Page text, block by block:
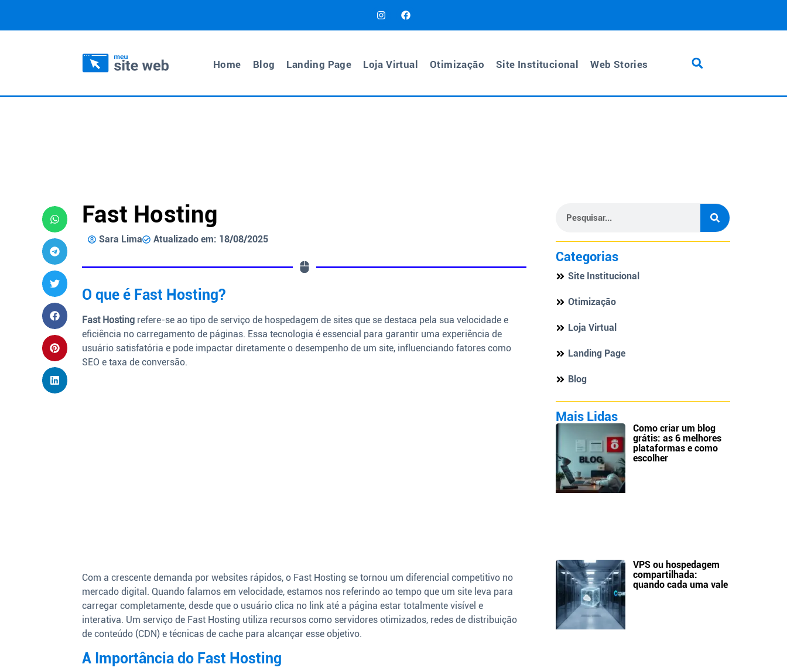
Home Blog Landing Page Loja Virtual Otimização Site Institucional Web Stories
Fast Hosting
Sara Lima Atualizado em: 18/08/2025
O que é Fast Hosting?
Fast Hosting refere-se ao tipo de serviço de hospedagem de sites que se destaca pela sua velocidade e
eficiência no carregamento de páginas. Essa tecnologia é essencial para garantir uma experiência de
usuário satisfatória e pode impactar diretamente o desempenho de um site, influenciando fatores como
SEO e taxa de conversão.
Com a crescente demanda por websites rápidos, o Fast Hosting se tornou um diferencial competitivo no
mercado digital. Quando falamos em velocidade, estamos nos referindo ao tempo que um site leva para
carregar completamente, desde que o usuário clica no link até a página estar totalmente visível e
interativa. Um serviço de Fast Hosting utiliza recursos como servidores otimizados, redes de distribuição
de conteúdo (CDN) e técnicas de cache para alcançar esse objetivo.
A Importância do Fast Hosting
Categorias
Site Institucional
Otimização
Loja Virtual
Landing Page
Blog
Mais Lidas
Como criar um blog
grátis: as 6 melhores
plataformas e como
escolher
VPS ou hospedagem
compartilhada:
quando cada uma vale